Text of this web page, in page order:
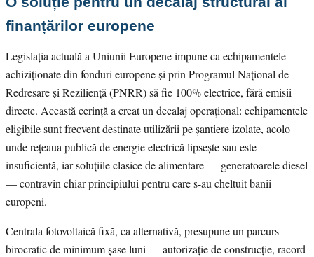
finanțărilor europene
Legislația actuală a Uniunii Europene impune ca echipamentele
achiziționate din fonduri europene și prin Programul Național de
Redresare și Reziliență (PNRR) să fie 100% electrice, fără emisii
directe. Această cerință a creat un decalaj operațional: echipamentele
eligibile sunt frecvent destinate utilizării pe șantiere izolate, acolo
unde rețeaua publică de energie electrică lipsește sau este
insuficientă, iar soluțiile clasice de alimentare — generatoarele diesel
— contravin chiar principiului pentru care s-au cheltuit banii
europeni.
Centrala fotovoltaică fixă, ca alternativă, presupune un parcurs
birocratic de minimum șase luni — autorizație de construcție, racord